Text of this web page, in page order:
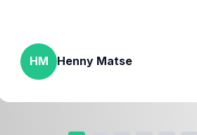
HM Henny Matse